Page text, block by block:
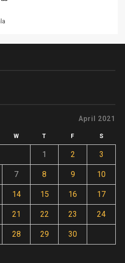
April 2021
W T F S
1 2 3
7 8 9 10
14 15 16 17
21 22 23 24
28 29 30